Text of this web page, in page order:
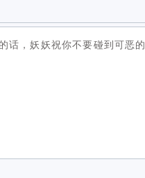
话，妖妖祝你不要碰到可恶的